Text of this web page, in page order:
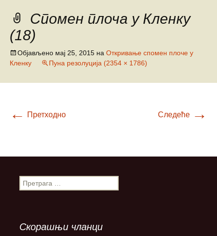
Спомен плоча у Кленку
(18)
Објављено мај 25, 2015 на Откривање спомен плоче у
Кленку
Пуна резолуција (2354 × 1786)
← Претходно Следеће →
П
р
а
Скорашњи чланци